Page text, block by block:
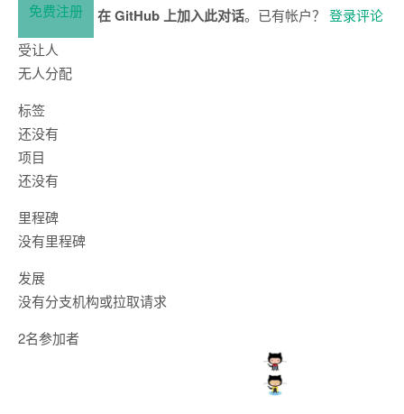
免费注册 在 GitHub 上加入此对话。已有帐户？ 登录评论
受让人
无人分配
标签
还没有
项目
还没有
里程碑
没有里程碑
发展
没有分支机构或拉取请求
2名参加者